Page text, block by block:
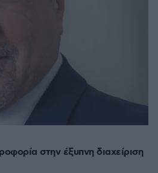
στην έξυπνη διαχείριση